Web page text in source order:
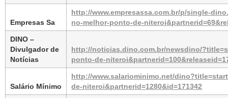
Empresas Sa
http://www.empresassa.com.br/p/single-
no-melhor-ponto-de-
DINO –
Divulgador de
Notícias
http://noticias.dino.com.br/newsdino/
ponto-de-
Salário Mínimo
http://www.salariominimo.net/
de-niteroi&partnerid=1280&id=171342